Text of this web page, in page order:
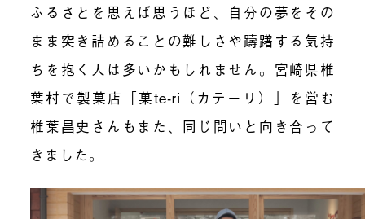
ふるさとを思えば思うほど、自分の夢をその
まま突き詰めることの難しさや躊躇する気持
ちを抱く人は多いかもしれません。 宮崎県椎
葉村で製菓店「菓te-ri（カテーリ）」を営む
椎葉昌史さん もまた、同じ問いと 向き合って
きました。